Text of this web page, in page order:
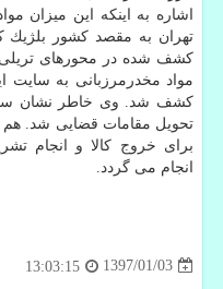
اشاره به اینكه این میزان
تهران به مقصد كشور
كشف شده در محورهای
مواد مخدرمرزبانی به سایت
كشف شد. وی خاطر نشان
تحویل مقامات قضایی شد. هم
انجام می گردد.
1397/01/03
13:03:15